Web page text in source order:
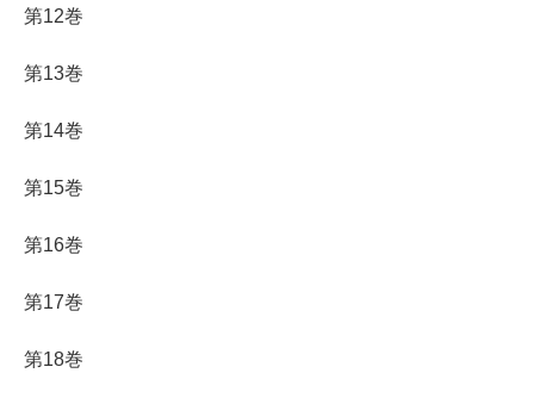
第12巻
第13巻
第14巻
第15巻
第16巻
第17巻
第18巻